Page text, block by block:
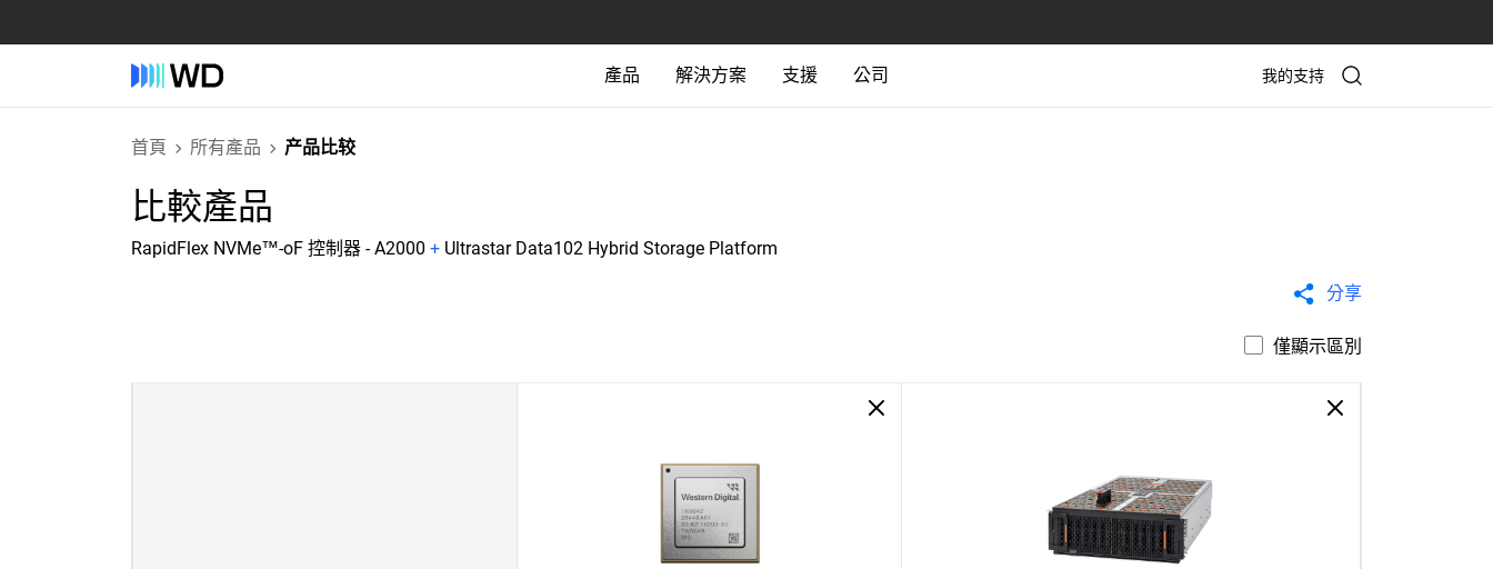
產品 解決方案 支援 公司 我的支持
首頁 所有產品 产品比较
比較產品
RapidFlex NVMe™-oF 控制器 - A2000 + Ultrastar Data102 Hybrid Storage Platform
分享
僅顯示區別